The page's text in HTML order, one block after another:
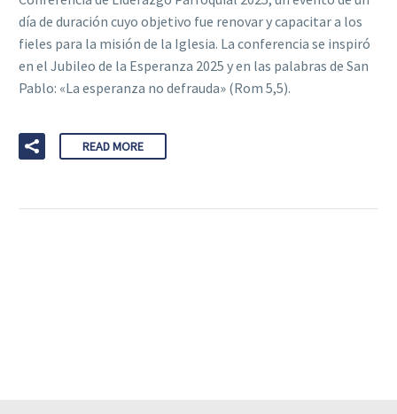
día de duración cuyo objetivo fue renovar y capacitar a los
fieles para la misión de la Iglesia. La conferencia se inspiró
en el Jubileo de la Esperanza 2025 y en las palabras de San
Pablo: «La esperanza no defrauda» (Rom 5,5).
READ MORE